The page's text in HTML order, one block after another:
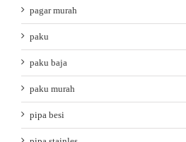
pagar murah
paku
paku baja
paku murah
pipa besi